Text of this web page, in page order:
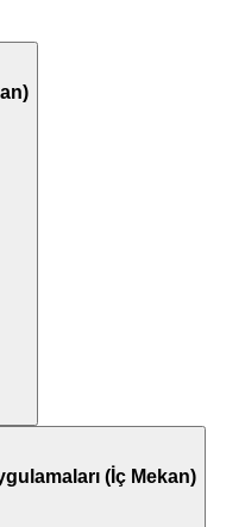
(İç Mekan)